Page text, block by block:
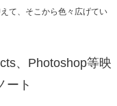
て、そこから色々広げてい
、Photoshop等映
ート